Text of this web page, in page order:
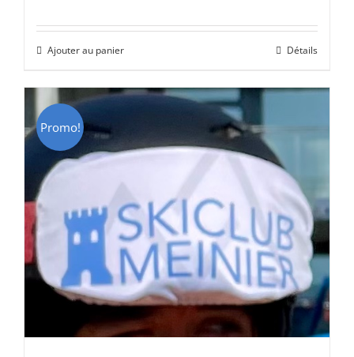
était :
CHF 69.00.CHF 49.00.
Ajouter au panier Détails
Promo!